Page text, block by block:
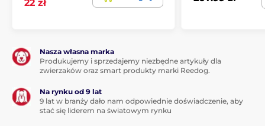
250 ml
Produkt znajduje się w kategoriach
22 zł
Nasza własna marka
Produkujemy i sprzedajemy niezbędne artykuły dla
zwierzaków oraz smart produkty marki Reedog.
Na rynku od 9 lat
9 lat w branży dało nam odpowiednie doświadczenie, aby
stać się liderem na światowym rynku